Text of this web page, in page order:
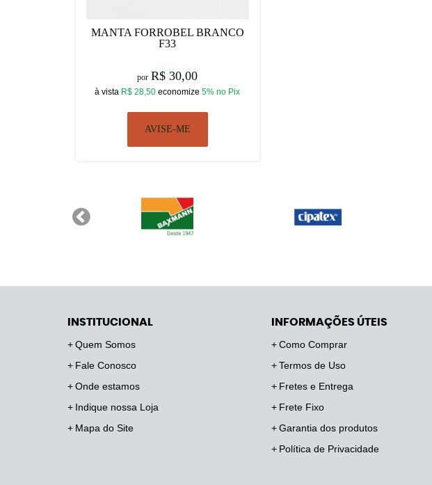
MANTA FORROBEL BRANCO
F33
por R$ 30,00
à vista R$ 28,50 economize5% no Pix
AVISE-ME
INSTITUCIONAL
Quem Somos
Fale Conosco
Onde estamos
Indique nossa Loja
Mapa do Site
INFORMAÇÕES ÚTEIS
Como Comprar
Termos de Uso
Fretes e Entrega
Frete Fixo
Garantia dos produtos
Política de Privacidade